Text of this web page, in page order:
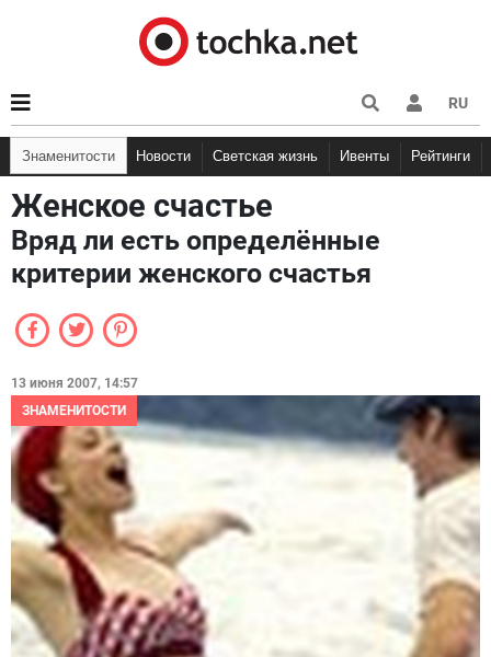
RU
Знаменитости Новости Светская жизнь Ивенты Рейтинги
Женское счастье
Вряд ли есть определённые
критерии женского счастья
13 июня 2007, 14:57
ЗНАМЕНИТОСТИ